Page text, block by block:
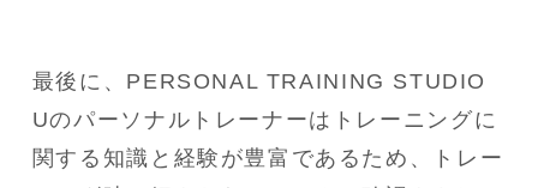
最後に、PERSONAL TRAINING STUDIO
Uのパーソナルトレーナーはトレーニングに
関する知識と経験が豊富であるため、トレー